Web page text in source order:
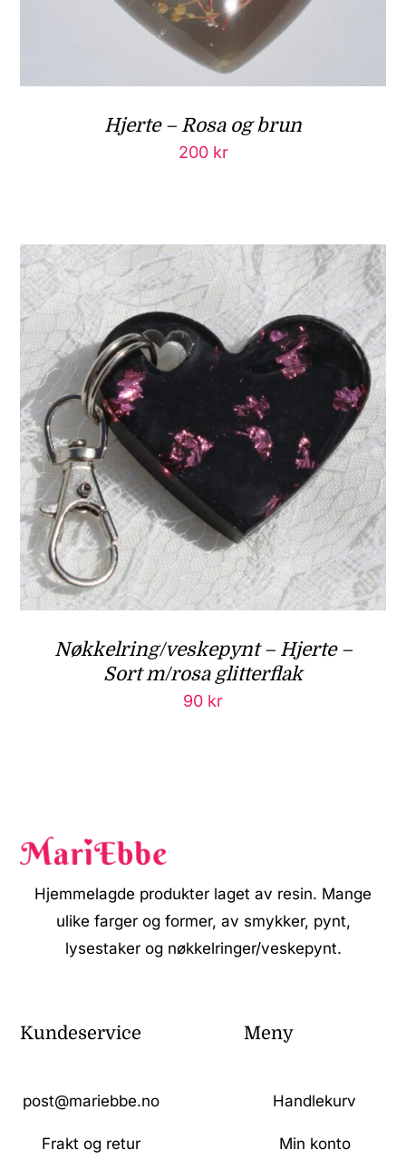
Hjerte – Rosa og brun
200 kr
Nøkkelring/veskepynt – Hjerte –
Sort m/rosa glitterflak
90 kr
Hjemmelagde produkter laget av resin. Mange
ulike farger og former, av smykker, pynt,
lysestaker og nøkkelringer/veskepynt.
Kundeservice
post@mariebbe.no
Frakt og retur
Meny
Handlekurv
Min konto